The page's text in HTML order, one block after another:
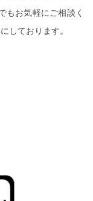
もお気軽にご相談く
しております。